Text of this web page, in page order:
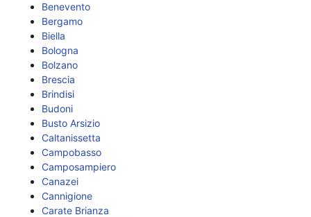
Benevento
Bergamo
Biella
Bologna
Bolzano
Brescia
Brindisi
Budoni
Busto Arsizio
Caltanissetta
Campobasso
Camposampiero
Canazei
Cannigione
Carate Brianza